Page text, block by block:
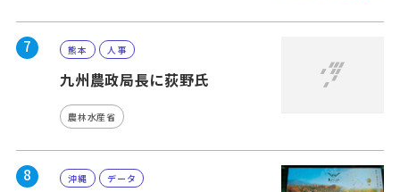
7 熊本 人事
九州農政局長に荻野氏
農林水産省
8 沖縄 データ